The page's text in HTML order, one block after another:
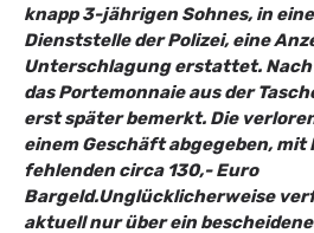
knapp 3-jährigen Sohnes, in
Dienststelle der Polizei, eine
Unterschlagung erstattet.
das Portemonnaie aus der
erst später bemerkt. Die
einem Geschäft abgegeben,
fehlenden circa 130,- Euro
Bargeld.Unglücklicherweise
aktuell nur über ein